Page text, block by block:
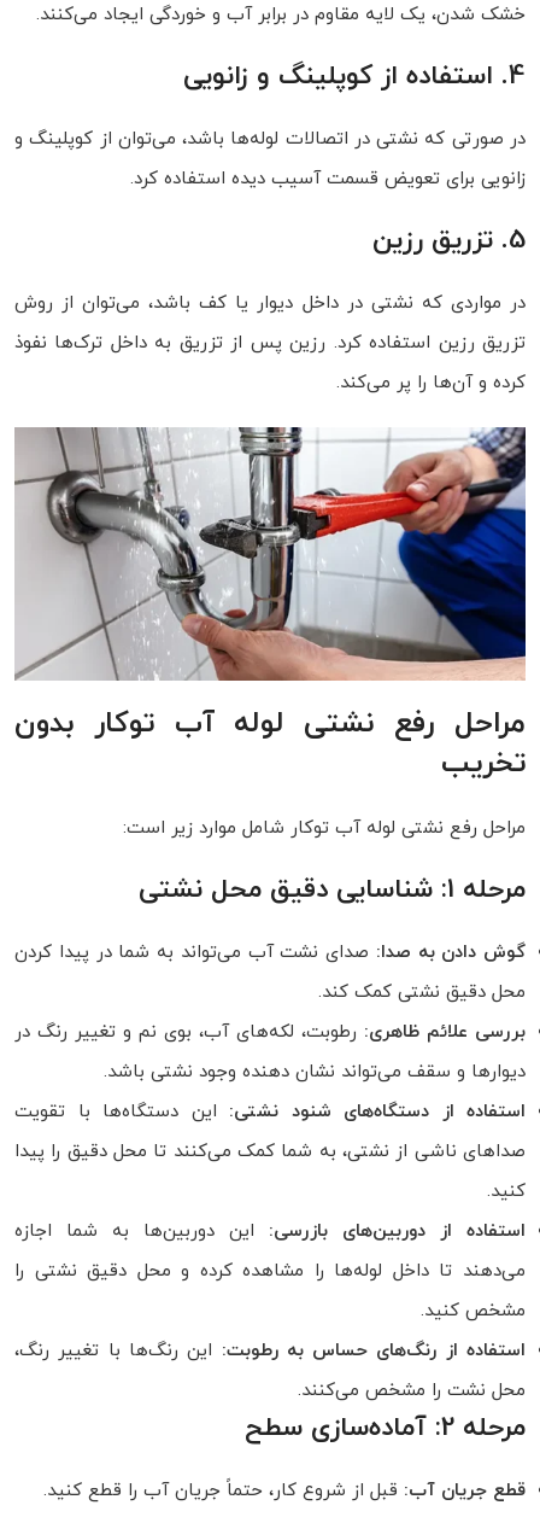
خشک شدن، یک لایه مقاوم در برابر آب و خوردگی ایجاد می‌کنند.
4. استفاده از کوپلینگ و زانویی
در صورتی که نشتی در اتصالات لوله‌ها باشد، می‌توان از کوپلینگ و
زانویی برای تعویض قسمت آسیب دیده استفاده کرد.
5. تزریق رزین
در مواردی که نشتی در داخل دیوار یا کف باشد، می‌توان از روش
تزریق رزین استفاده کرد. رزین پس از تزریق به داخل ترک‌ها نفوذ
کرده و آن‌ها را پر می‌کند.
مراحل رفع نشتی لوله آب توکار بدون
تخریب
مراحل رفع نشتی لوله آب توکار شامل موارد زیر است:
مرحله 1: شناسایی دقیق محل نشتی
گوش دادن به صدا: صدای نشت آب می‌تواند به شما در پیدا کردن
محل دقیق نشتی کمک کند.
بررسی علائم ظاهری: رطوبت، لکه‌های آب، بوی نم و تغییر رنگ در
دیوارها و سقف می‌تواند نشان دهنده وجود نشتی باشد.
استفاده از دستگاه‌های شنود نشتی: این دستگاه‌ها با تقویت
صداهای ناشی از نشتی، به شما کمک می‌کنند تا محل دقیق را پیدا
کنید.
استفاده از دوربین‌های بازرسی: این دوربین‌ها به شما اجازه
می‌دهند تا داخل لوله‌ها را مشاهده کرده و محل دقیق نشتی را
مشخص کنید.
استفاده از رنگ‌های حساس به رطوبت: این رنگ‌ها با تغییر رنگ،
محل نشت را مشخص می‌کنند.
مرحله 2: آماده‌سازی سطح
قطع جریان آب: قبل از شروع کار، حتماً جریان آب را قطع کنید.